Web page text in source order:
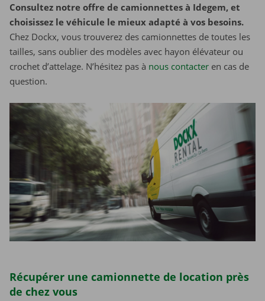
Consultez notre offre de camionnettes à Idegem, et
choisissez le véhicule le mieux adapté à vos besoins.
Chez Dockx, vous trouverez des camionnettes de toutes les
tailles, sans oublier des modèles avec hayon élévateur ou
crochet d’attelage. N’hésitez pas à nous contacter ​​​​​​​ en cas de
question.
Récupérer une camionnette de location près
de chez vous